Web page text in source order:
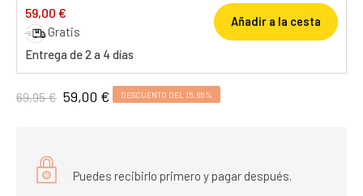
59,00 €
Gratis
Entrega de 2 a 4 días
Añadir a la cesta
69,95 € 59,00 € DESCUENTO DEL 15,65%
Puedes recibirlo primero y pagar después.